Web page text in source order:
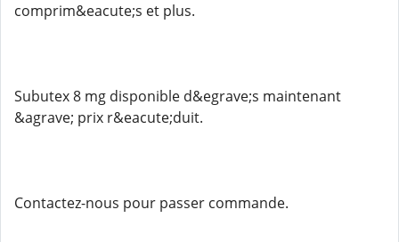
comprim&eacute;s et plus.
Subutex 8 mg disponible d&egrave;s maintenant
&agrave; prix r&eacute;duit.
Contactez-nous pour passer commande.